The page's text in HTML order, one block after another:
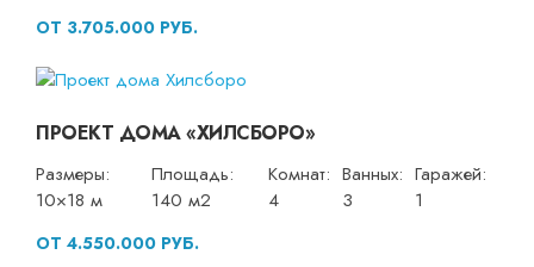
ОТ 3.705.000 РУБ.
ПРОЕКТ ДОМА «ХИЛСБОРО»
Размеры:
10×18 м
Площадь:
140 м2
Комнат:
4
Ванных:
3
Гаражей:
1
ОТ 4.550.000 РУБ.